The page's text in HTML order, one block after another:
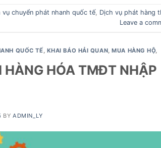
vụ chuyển phát nhanh quốc tế, Dịch vụ phát hàng
Leave a
QUỐC TẾ KHAI BÁO HẢI QUAN ,MUA HÀNG HỘ
HÀNG HÓA TMĐT NHẬP
BYADMIN_LY